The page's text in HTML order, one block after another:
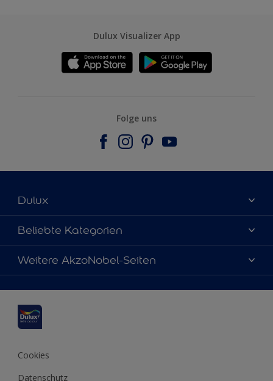
Dulux Visualizer App
Folge uns
Dulux
Über uns
Farbgenauigkeit
Kontaktieren Sie uns
Beliebte Kategorien
Dulux Farben
Farbe des Jahres
Produkte
Inspirationen
Tipps
Weitere AkzoNobel-Seiten
Molto
Xyladecor
Cookies
Datenschutz